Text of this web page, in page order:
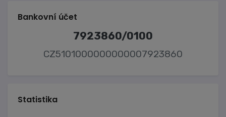
Bankovní účet
7923860/0100
CZ5101000000000007923860
Statistika